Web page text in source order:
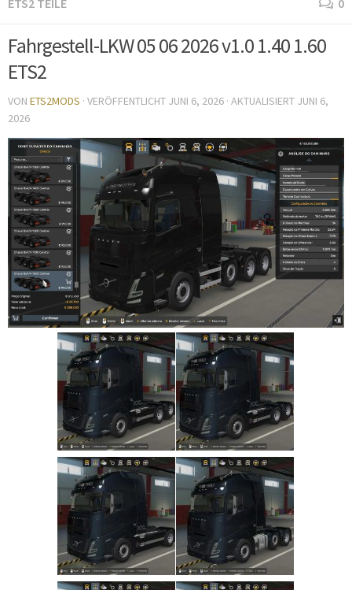
ETS2 TEILE 0
Fahrgestell-LKW 05 06 2026 v1.0 1.40 1.60
ETS2
VON ETS2MODS · VERÖFFENTLICHT JUNI 6, 2026 · AKTUALISIERT JUNI 6,
2026